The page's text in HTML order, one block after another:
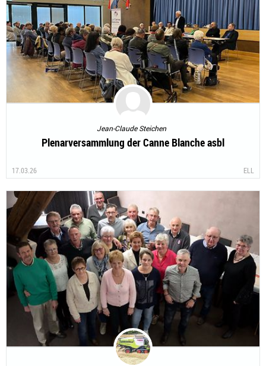
Jean-Claude Steichen
Plenarversammlung der Canne Blanche asbl
17.03.26 ELL